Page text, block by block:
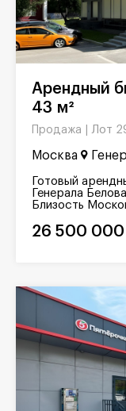
Арендный бизнес Мясной магазин,
43 м²
Продажа | Лот
Москва
Готовый
Генерала
Близость
26 500